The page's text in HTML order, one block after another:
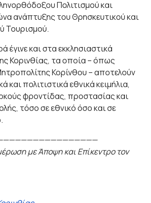
Πολιτισμού και
ανάπτυξης του Θρησκευτικού και
Τουρισμού.
έγινε και στα εκκλησιαστικά
Κορινθίας, τα οποία – όπως
Κορίνθου – αποτελούν
και πολιτιστικά εθνικά κειμήλια,
φροντίδας, προστασίας και
τόσο σε εθνικό όσο και σε
με Άποψη και Επίκεντρο τον